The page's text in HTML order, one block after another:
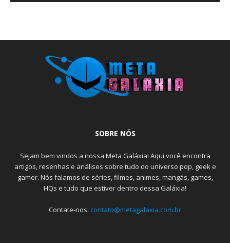
SOBRE NÓS
Sejam bem vindos a nossa Meta Galáxia! Aqui você encontra
artigos, resenhas e análises sobre tudo do universo pop, geek e
gamer. Nós falamos de séries, filmes, animes, mangás, games,
HQs e tudo que estiver dentro dessa Galáxia!
Contate-nos: contato@metagalaxia.com.br